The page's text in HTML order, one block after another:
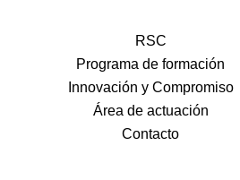
RSC
Programa de formación
Innovación y Compromiso
Área de actuación
Contacto